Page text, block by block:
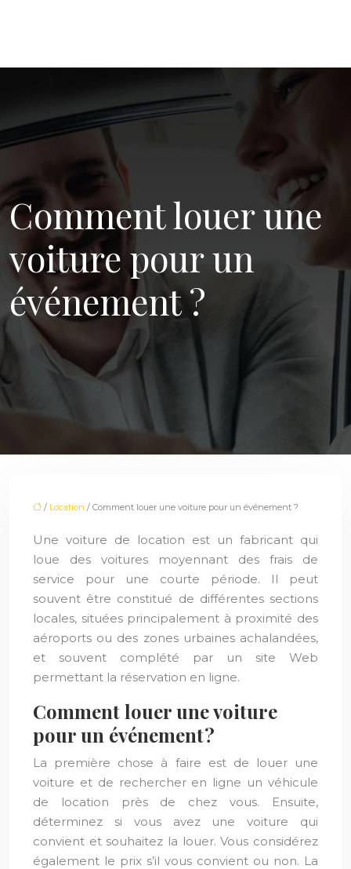
Comment louer une
voiture pour un
événement ?
/ Location / Comment louer une voiture pour un événement ?
Une voiture de location est un fabricant qui
loue des voitures moyennant des frais de
service pour une courte période. Il peut
souvent être constitué de différentes sections
locales, situées principalement à proximité des
aéroports ou des zones urbaines achalandées,
et souvent complété par un site Web
permettant la réservation en ligne.
Comment louer une voiture
pour un événement ?
La première chose à faire est de louer une
voiture et de rechercher en ligne un véhicule
de location près de chez vous. Ensuite,
déterminez si vous avez une voiture qui
convient et souhaitez la louer. Vous considérez
également le prix s’il vous convient ou non. La